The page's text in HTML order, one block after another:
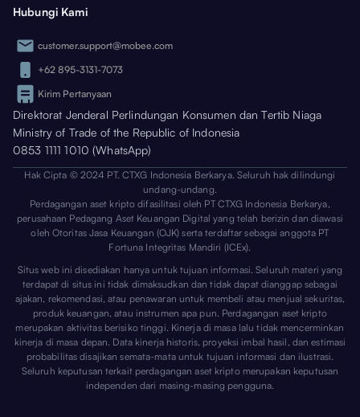
Hubungi Kami
customer.support@mobee.com
+62 895-3131-7073
Kirim Pertanyaan
Direktorat Jenderal Perlindungan Konsumen dan Tertib Niaga
Ministry of Trade of the Republic of Indonesia
0853 1111 1010 (WhatsApp)
Hak Cipta © 2024 PT. CTXG Indonesia Berkarya. Seluruh hak dilindungi
undang-undang.
Perdagangan aset kripto difasilitasi oleh PT CTXG Indonesia Berkarya,
perusahaan Pedagang Aset Keuangan Digital yang telah berizin dan diawasi
oleh Otoritas Jasa Keuangan (OJK) serta terdaftar sebagai anggota PT
Fortuna Integritas Mandiri (ICEx).
Situs web ini disediakan hanya untuk tujuan informasi. Seluruh materi yang
terdapat di situs ini tidak dimaksudkan dan tidak dapat dianggap sebagai
ajakan, rekomendasi, atau penawaran untuk membeli atau menjual sekuritas,
produk keuangan, atau instrumen apa pun. Perdagangan aset kripto
merupakan aktivitas berisiko tinggi. Kinerja di masa lalu tidak mencerminkan
kinerja di masa depan. Data kinerja historis, proyeksi imbal hasil, dan estimasi
probabilitas disajikan semata-mata untuk tujuan informasi dan ilustrasi.
Seluruh keputusan terkait perdagangan aset kripto merupakan keputusan
independen dari masing-masing pengguna.